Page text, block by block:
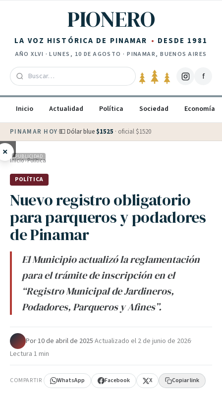
PIONERO
LA VOZ HISTÓRICA DE PINAMAR DESDE 1981
AÑOXLVI ·LUNES, 10 DE AGOSTO · PINAMAR, BUENOS AIRES
f
Inicio Actualidad Política Sociedad Economía
PINAMAR HOY·💵 Dólar blue $1525 · oficial $1520
× PUBLICIDAD
Inicio›Política
POLÍTICA
Nuevo registro obligatorio
para parqueros y podadores
de Pinamar
El Municipio actualizó la reglamentación
para el trámite de inscripción en el
“Registro Municipal de Jardineros,
Podadores, Parqueros y Afines”.
Por·10 de abril de 2025·Actualizado el 2 de junio de 2026·
Lectura 1 min
COMPARTIR WhatsApp Facebook X Copiar link